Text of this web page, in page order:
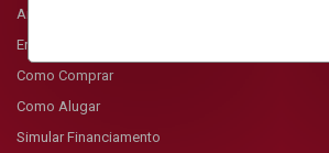
Anunciar Imóvel
Encomendar Imóvel
Como Comprar
Como Alugar
Simular Financiamento